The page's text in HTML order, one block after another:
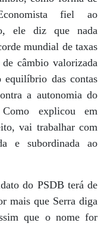
fiel ao
ele diz que nada
mundial de taxas
câmbio valorizada
equilíbrio das contas
a autonomia do
explicou em
vai trabalhar com
e subordinada ao
do PSDB terá de
mais que Serra diga
que o nome for